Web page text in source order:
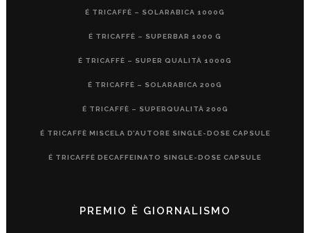
É TRICAFFÈ – SOLARABICA 1000G
É TRICAFFÈ – SUPERBAR 1000 G
É TRICAFFÈ – SUPER QUALITÀ 1000G
É TRICAFFÈ – SOLARABICA 200G
É TRICAFFÈ – SUPERQUALITÀ 200G
É TRICAFFÈ MISCELA D’AUTORE SINGLE-DOSE CAPSULE
É TRICAFFÈ DECAFFEINATO SINGLE-DOSE CAPSULE
PREMIO È GIORNALISMO